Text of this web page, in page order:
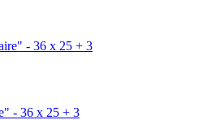
- 36 x 25 + 3